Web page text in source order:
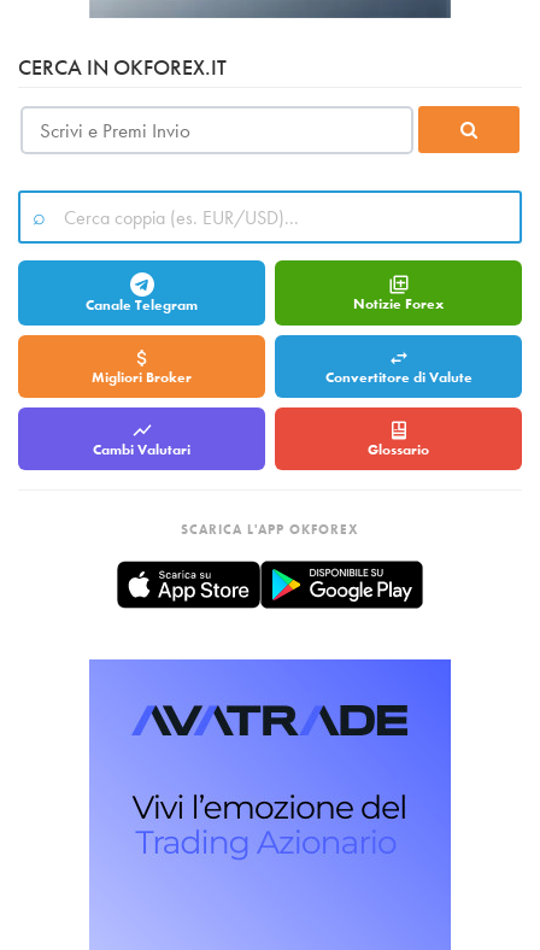
CERCA IN OKFOREX.IT
Canale Telegram Notizie Forex
Migliori Broker Convertitore di Valute
Cambi Valutari Glossario
SCARICA L'APP OKFOREX